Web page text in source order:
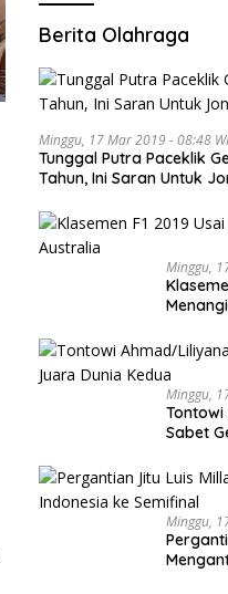
Berita Olahraga
Minggu, 17 Mar 2019 - 08:48
Tunggal Putra Paceklik
Tahun, Ini Saran Untuk
Minggu,
Minggu,
Sabet
Minggu,